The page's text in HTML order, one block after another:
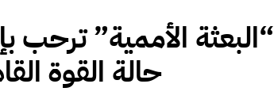
“البعثة الأممية”
حالة القوة